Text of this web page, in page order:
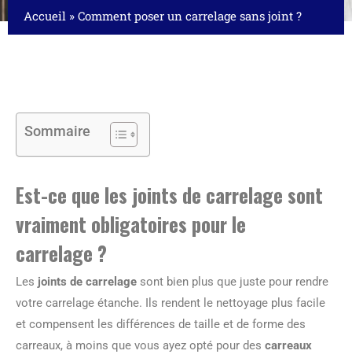
Accueil » Comment poser un carrelage sans joint ?
Sommaire
Est-ce que les joints de carrelage sont
vraiment obligatoires pour le
carrelage ?
Les joints de carrelage sont bien plus que juste pour rendre
votre carrelage étanche. Ils rendent le nettoyage plus facile
et compensent les différences de taille et de forme des
carreaux, à moins que vous ayez opté pour des carreaux